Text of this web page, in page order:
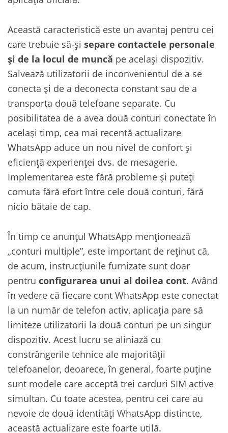
Această caracteristică este un avantaj pentru cei
care trebuie să-și separe contactele personale
și de la locul de muncă pe același dispozitiv.
Salvează utilizatorii de inconvenientul de a se
conecta și de a deconecta constant sau de a
transporta două telefoane separate. Cu
posibilitatea de a avea două conturi conectate în
același timp, cea mai recentă actualizare
WhatsApp aduce un nou nivel de confort și
eficiență experienței dvs. de mesagerie.
Implementarea este fără probleme și puteți
comuta fără efort între cele două conturi, fără
nicio bătaie de cap.
În timp ce anunțul WhatsApp menționează
„conturi multiple”, este important de reținut că,
de acum, instrucțiunile furnizate sunt doar
pentru configurarea unui al doilea cont. Având
în vedere că fiecare cont WhatsApp este conectat
la un număr de telefon activ, aplicația pare să
limiteze utilizatorii la două conturi pe un singur
dispozitiv. Acest lucru se aliniază cu
constrângerile tehnice ale majorității
telefoanelor, deoarece, în general, foarte puține
sunt modele care acceptă trei carduri SIM active
simultan. Cu toate acestea, pentru cei care au
nevoie de două identități WhatsApp distincte,
această actualizare este foarte utilă.